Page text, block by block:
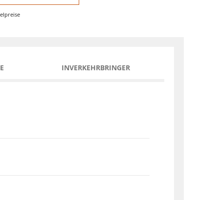
INVERKEHRBRINGER